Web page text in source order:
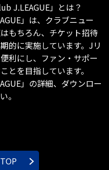
J.LEAGUE」とは？
」は、クラブニュー
もちろん、チケット招待
的に実施しています。Jリ
利にし、ファン・サポー
とを目指しています。
」の詳細、ダウンロー
。